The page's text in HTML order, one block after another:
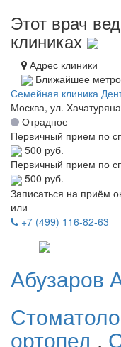
Этот врач
клиниках
Адрес клиники
Ближайшее метро
Семейная клиника
Москва, ул.
Отрадное
Первичный прием по
500 руб.
Первичный прием по
500 руб.
Записаться на приём
или
+7 (499) 116-82-63
Абузаров
ортопед ,